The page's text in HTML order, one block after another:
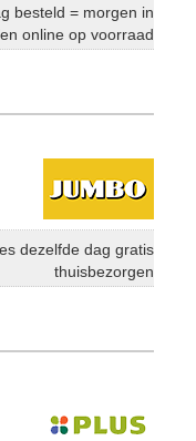
besteld = morgen in
online op voorraad
dezelfde dag gratis
thuisbezorgen